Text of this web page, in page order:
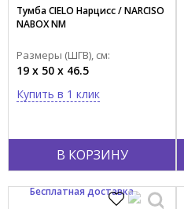
В КОРЗИНУ
Тумба CIELO Нарцисс / NARCISO
NABOX NM
Размеры (ШГВ), см:
19 x 50 x 46.5
Купить в 1 клик
Бесплатная доставка